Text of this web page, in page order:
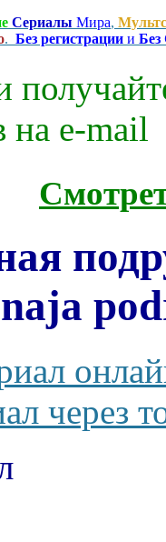
Сериалы Мира,
. Без регистрации и
на e-mаil
через